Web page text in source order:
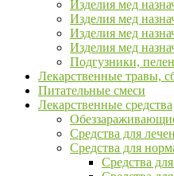
Изделия мед
Изделия мед
Изделия мед
Изделия мед
Подгузники,
Лекарственные травы,
Питательные смеси
Лекарственные средства
Средства для
Средства для
Средства